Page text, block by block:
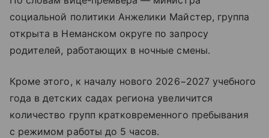
социальной политики Анжелики Майстер, группа
открыта в Неманском округе по запросу
родителей, работающих в ночные смены.
Кроме этого, к началу нового 2026−2027 учебного
года в детских садах региона увеличится
количество групп кратковременного пребывания
с режимом работы до 5 часов.